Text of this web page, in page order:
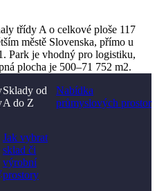
třídy A o celkové ploše 117
městě Slovenska, přímo u
Park je vhodný pro logistiku,
plocha je 500–71 752 m2.
Sklady od
A do Z
Jak vybrat
sklad či
výrobní
prostory​
Nabídka
průmyslových prostor